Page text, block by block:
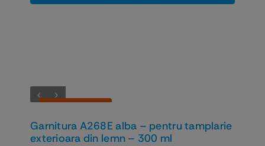
Economiseşti 33%
Garnitura A268E alba – pentru tamplarie
exterioara din lemn – 300 ml